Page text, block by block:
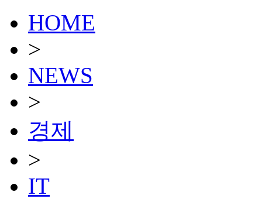
HOME
>
NEWS
>
경제
>
IT